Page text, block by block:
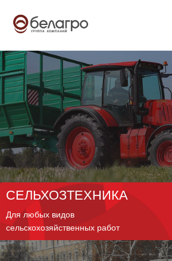
СЕЛЬХОЗТЕХНИКА
Для любых видов
сельскохозяйственных работ